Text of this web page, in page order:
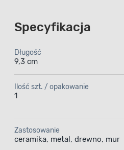
Specyfikacja
Długość
9,3 cm
Ilość szt. / opakowanie
1
Zastosowanie
ceramika, metal, drewno, mur